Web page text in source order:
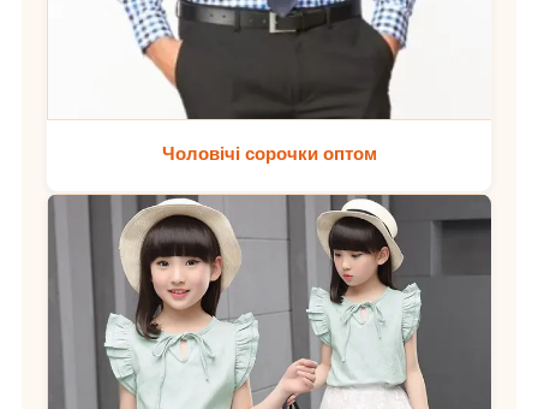
Чоловічі сорочки оптом